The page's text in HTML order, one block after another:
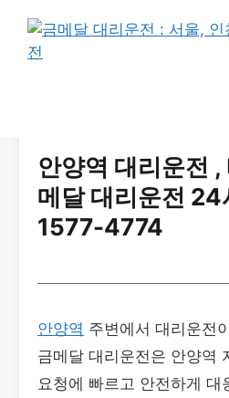
안양역 대리운전 ,
메달 대리운전 24
1577-4774
안양역 주변에서 대리운전
금메달 대리운전은 안양역
요청에 빠르고 안전하게 대